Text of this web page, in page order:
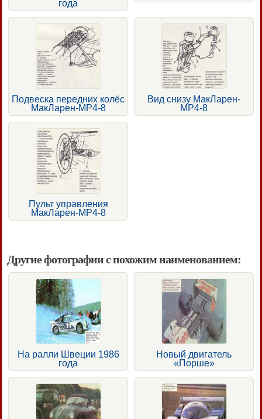
года
Подвеска передних колёс
МакЛарен-МР4-8
Вид снизу МакЛарен-
МР4-8
Пульт управления
МакЛарен-МР4-8
Другие фотографии с похожим наименованием:
На ралли Швеции 1986
года
Новый двигатель
«Порше»